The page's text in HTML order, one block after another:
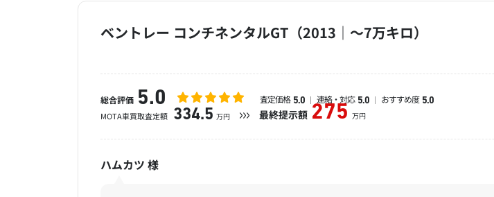
ベントレー コンチネンタルGT（2013｜～7万キロ）
総合評価 5.0 査定価格 5.0 連絡・対応 5.0 おすすめ度 5.0
MOTA車買取査定額 334.5 万円 最終提示額 275 万円
ハムカツ 様